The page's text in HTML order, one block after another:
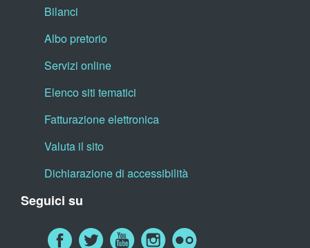
Bilanci
Albo pretorio
Servizi online
Elenco siti tematici
Fatturazione elettronica
Valuta il sito
Dichiarazione di accessibilità
Seguici su